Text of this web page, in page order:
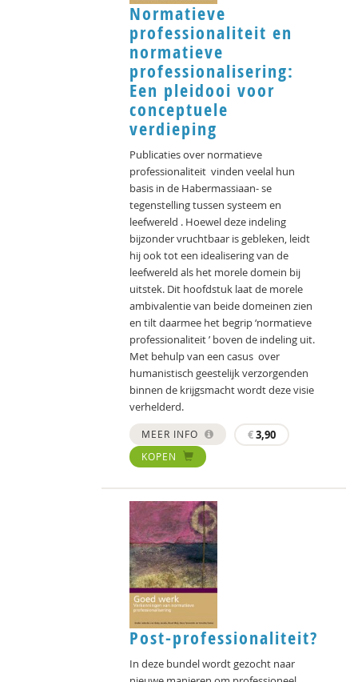
Normatieve
professionaliteit en
normatieve
professionalisering:
Een pleidooi voor
conceptuele
verdieping
Publicaties over normatieve
professionaliteit vinden veelal hun
basis in de Habermassiaan- se
tegenstelling tussen systeem en
leefwereld . Hoewel deze indeling
bijzonder vruchtbaar is gebleken, leidt
hij ook tot een idealisering van de
leefwereld als het morele domein bij
uitstek. Dit hoofdstuk laat de morele
ambivalentie van beide domeinen zien
en tilt daarmee het begrip ‘normatieve
professionaliteit ’ boven de indeling uit.
Met behulp van een casus over
humanistisch geestelijk verzorgenden
binnen de krijgsmacht wordt deze visie
verhelderd.
MEER INFO €3,90
KOPEN
Post-professionaliteit?
In deze bundel wordt gezocht naar